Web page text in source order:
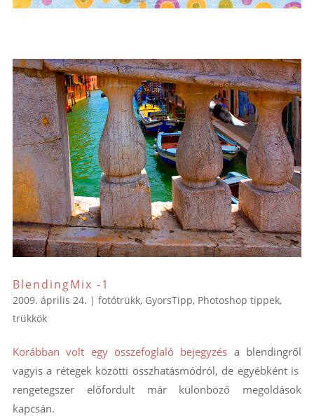
BlendingMix -1
2009. április 24. | fotótrükk, GyorsTipp, Photoshop tippek,
trükkök
Korábban volt egy összefoglaló bejegyzés a blendingről
vagyis a rétegek közötti összhatásmódról, de egyébként is
rengetegszer előfordult már különböző megoldások
kapcsán.